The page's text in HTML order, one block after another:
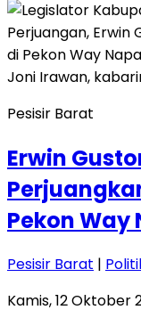
Pesisir Barat
Erwin
Pekon Way
Pesisir Barat |
Kamis, 12 Oktober